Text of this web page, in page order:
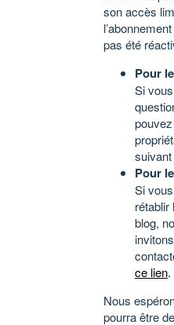
son accès
pas été
Pour
Si
suivant
Pour
Si
rétablir
blog,
ce lien.
Nous
pourra être